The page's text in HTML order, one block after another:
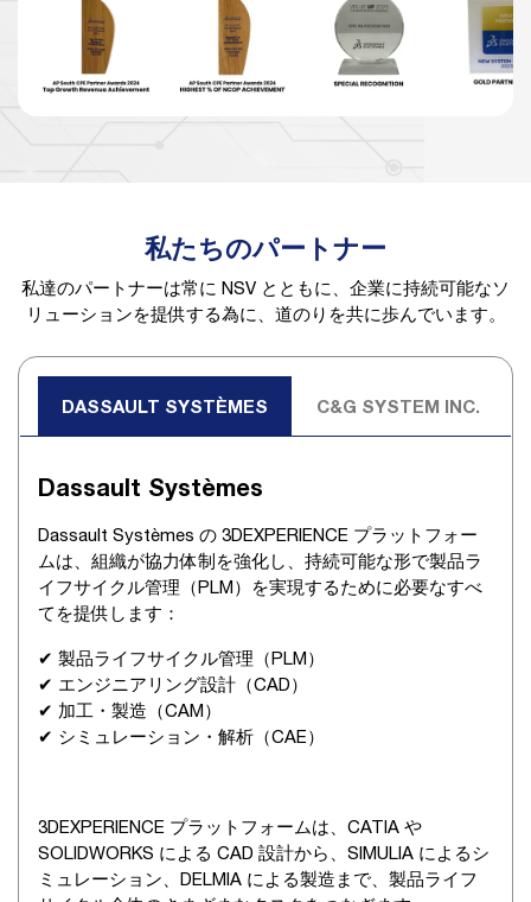
私たちのパートナー
私達のパートナーは常に NSV とともに、企業に持続可能なソ
リューションを提供する為に、道のりを共に歩んでいます。
DASSAULT SYSTÈMES C&G SYSTEM INC.
Dassault Systèmes
Dassault Systèmes の 3DEXPERIENCE プラットフォー
ムは、組織が協力体制を強化し、持続可能な形で製品ラ
イフサイクル管理（PLM）を実現するために必要なすべ
てを提供します：
✔ 製品ライフサイクル管理（PLM）
✔ エンジニアリング設計（CAD）
✔ 加工・製造（CAM）
✔ シミュレーション・解析（CAE）
3DEXPERIENCE プラットフォームは、CATIA や
SOLIDWORKS による CAD 設計から、SIMULIA によるシ
ミュレーション、DELMIA による製造まで、製品ライフ